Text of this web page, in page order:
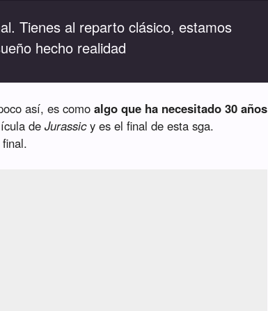
Tienes al reparto clásico, estamos
hecho realidad
así, es comoalgo que ha necesitado 30 años
deJurassicy es el final de esta sga.